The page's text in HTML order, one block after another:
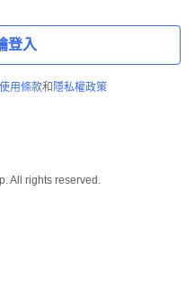
登入
使用條款和 隱私權政策
All rights reserved.